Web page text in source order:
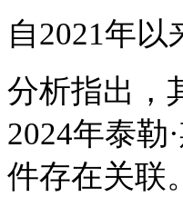
自2021年以
分析指出，
2024年泰勒
件存在关联。